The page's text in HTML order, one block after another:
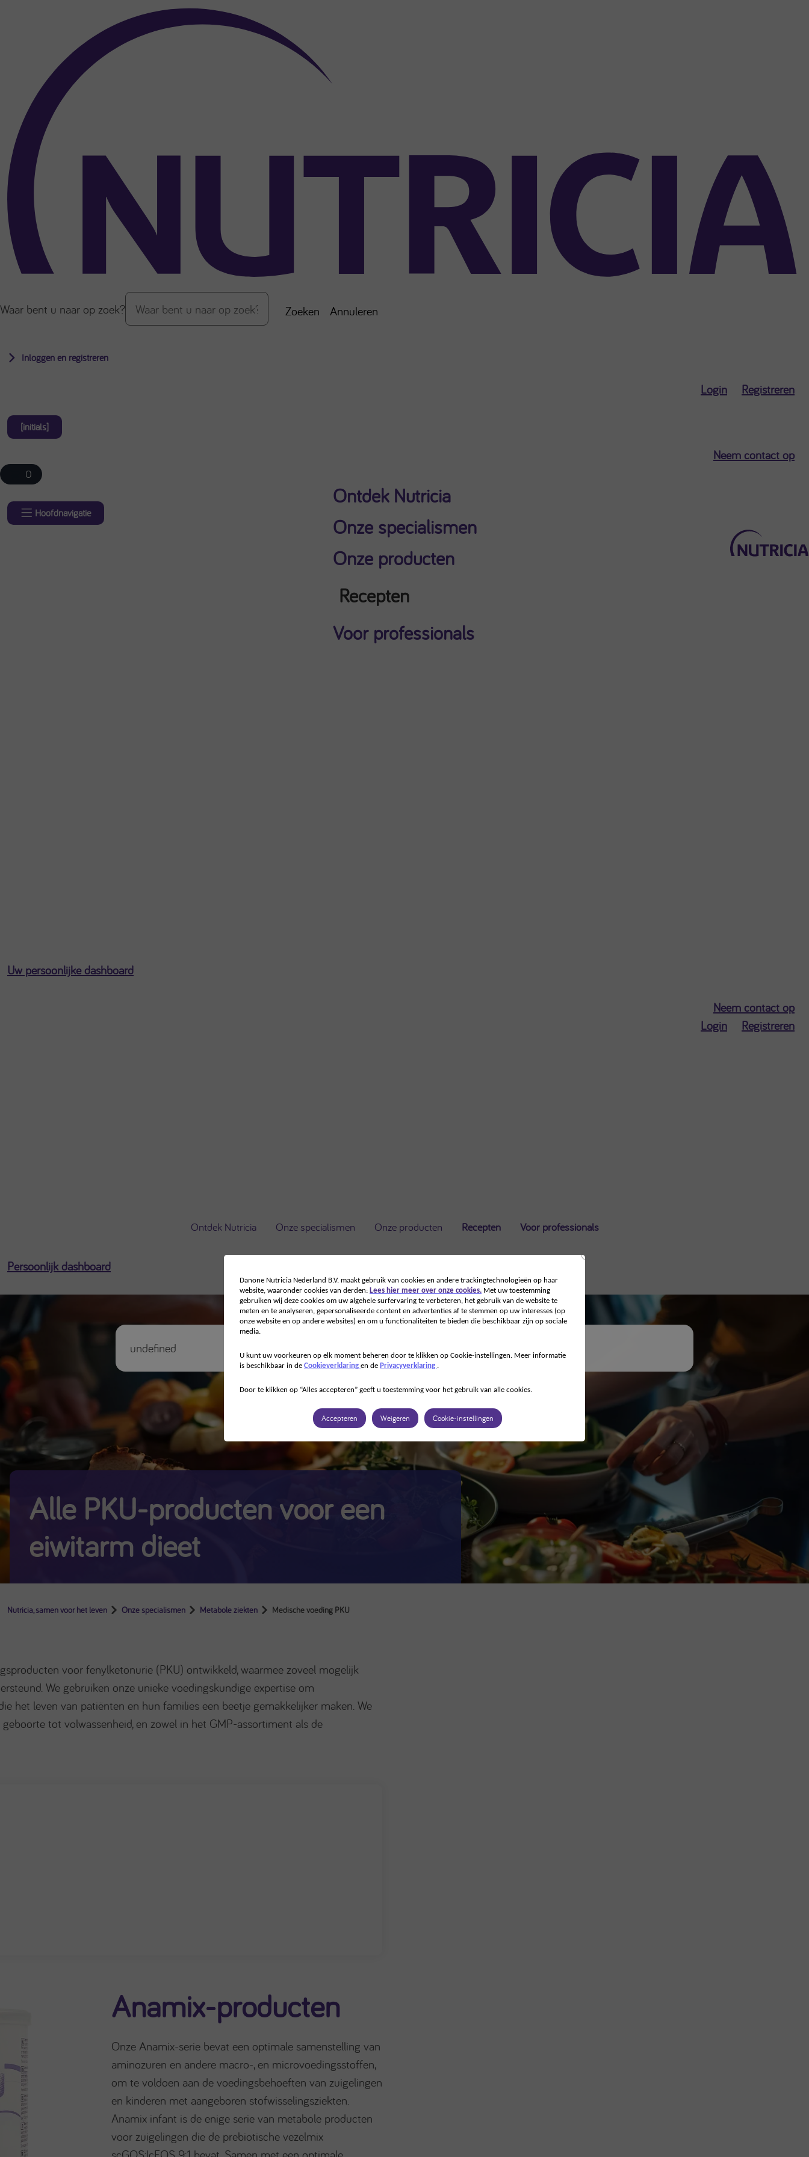
undefined
Over de inhoud van de pagina
Waar bent u naar op zoek? Zoeken Annuleren
Inloggen en registreren
Login Registreren
[initials]
Neem contact op
0
Hoofdnavigatie
Ontdek Nutricia
Onze specialismen
Onze producten
Recepten
Voor professionals
Uw persoonlijke dashboard
Neem contact op
Login
Registreren
Ontdek Nutricia Onze specialismen Onze producten Recepten Voor professionals
Persoonlijk dashboard
Alle PKU-producten voor een
eiwitarm dieet
Nutricia, samen voor het leven Onze specialismen Metabole ziekten Medische voeding PKU
voor fenylketonurie (PKU) ontwikkeld, waarmee zoveel mogelijk
We gebruiken onze unieke voedingskundige expertise om
het leven van patiënten en hun families een beetje gemakkelijker maken. We
tot volwassenheid, en zowel in het GMP-assortiment als de
Anamix-producten
Onze Anamix-serie bevat een optimale samenstelling van
aminozuren en andere macro-, en microvoedingsstoffen,
om te voldoen aan de voedingsbehoeften van zuigelingen
en kinderen met aangeboren stofwisselingsziekten.
Anamix infant is de enige serie van metabole producten
voor zuigelingen die de prebiotische vezelmix
Danone Nutricia Nederland B.V. maakt gebruik van cookies en andere trackingtechnologieën op haar
website, waaronder cookies van derden: Lees hier meer over onze cookies. Met uw toestemming
gebruiken wij deze cookies om uw algehele surfervaring te verbeteren, het gebruik van de website te
meten en te analyseren, gepersonaliseerde content en advertenties af te stemmen op uw interesses (op
onze website en op andere websites) en om u functionaliteiten te bieden die beschikbaar zijn op sociale
media.
U kunt uw voorkeuren op elk moment beheren door te klikken op Cookie-instellingen. Meer informatie
is beschikbaar in de Cookieverklaring en de Privacyverklaring .
Door te klikken op “Alles accepteren” geeft u toestemming voor het gebruik van alle cookies.
Accepteren Weigeren Cookie-instellingen